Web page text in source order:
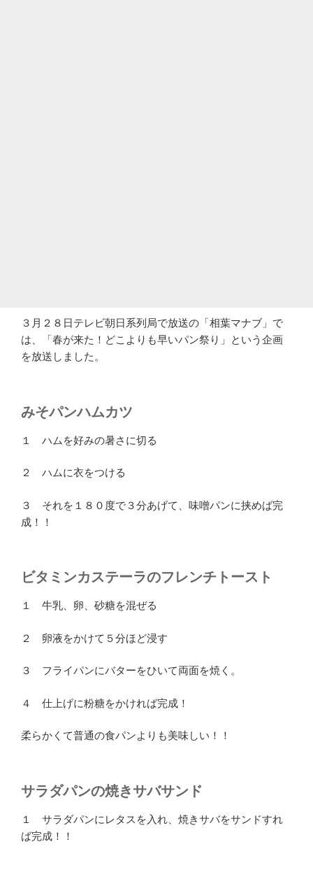
３月２８日テレビ朝日系列局で放送の「相葉マナブ」で
は、「春が来た！どこよりも早いパン祭り」という企画
を放送しました。
みそパンハムカツ
１ ハムを好みの暑さに切る
２ ハムに衣をつける
３ それを１８０度で３分あげて、味噌パンに挟めば完
成！！
ビタミンカステーラのフレンチトースト
１ 牛乳、卵、砂糖を混ぜる
２ 卵液をかけて５分ほど浸す
３ フライパンにバターをひいて両面を焼く。
４ 仕上げに粉糖をかければ完成！
柔らかくて普通の食パンよりも美味しい！！
サラダパンの焼きサバサンド
１ サラダパンにレタスを入れ、焼きサバをサンドすれ
ば完成！！